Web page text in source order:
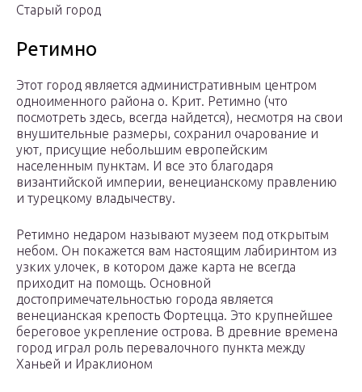
Старый город
Ретимно
Этот город является административным центром
одноименного района о. Крит. Ретимно (что
посмотреть здесь, всегда найдется), несмотря на свои
внушительные размеры, сохранил очарование и
уют, присущие небольшим европейским
населенным пунктам. И все это благодаря
византийской империи, венецианскому правлению
и турецкому владычеству.
Ретимно недаром называют музеем под открытым
небом. Он покажется вам настоящим лабиринтом из
узких улочек, в котором даже карта не всегда
приходит на помощь. Основной
достопримечательностью города является
венецианская крепость Фортецца. Это крупнейшее
береговое укрепление острова. В древние времена
город играл роль перевалочного пункта между
Ханьей и Ираклионом